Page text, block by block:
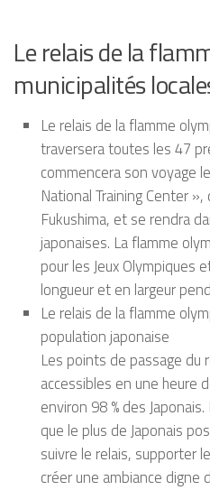
Le relais de la
municipalités
Le relais de la flamme
traversera toutes les 47
commencera son voyage
National Training Center
Fukushima, et se rendra
japonaises. La flamme
pour les Jeux Olympiques
longueur et en largeur
Le relais de la flamme
population japonaise
Les points de passage du
accessibles en une heure
environ 98 % des
que le plus de Japonais
suivre le relais, supporter
créer une ambiance digne